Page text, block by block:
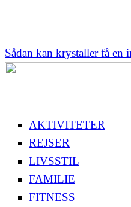
Sådan kan krystaller få
AKTIVITETER
REJSER
LIVSSTIL
FAMILIE
FITNESS